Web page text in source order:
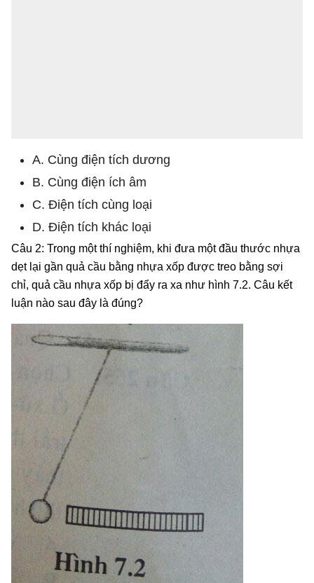
A. Cùng điện tích dương
B. Cùng điện ích âm
C. Điện tích cùng loại
D. Điện tích khác loại
Câu 2: Trong một thí nghiệm, khi đưa một đầu thước nhựa
dẹt lại gần quả cầu bằng nhựa xốp được treo bằng sợi
chỉ, quả cầu nhựa xốp bị đẩy ra xa như hình 7.2. Câu kết
luận nào sau đây là đúng?